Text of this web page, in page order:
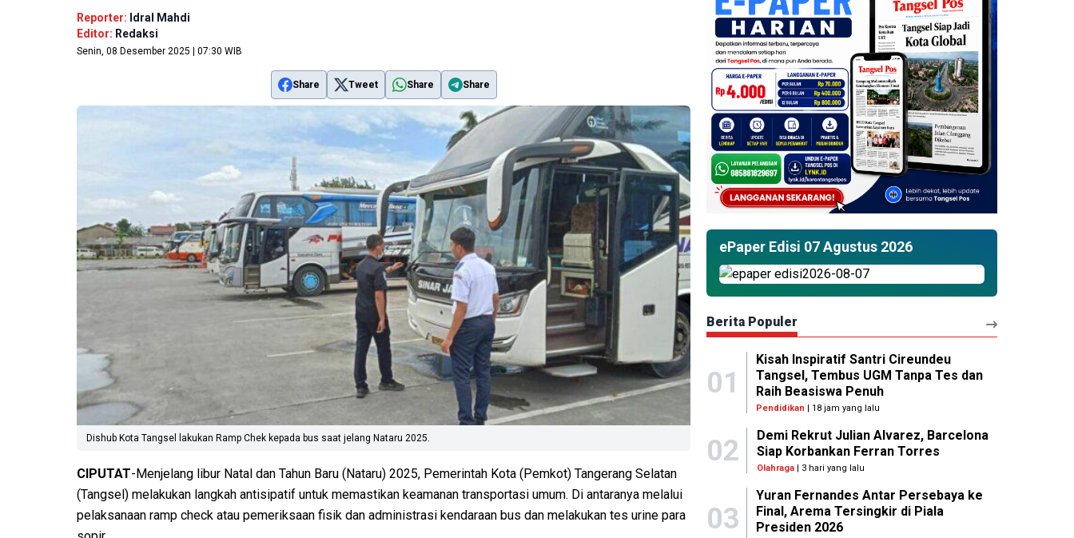
Reporter: Idral Mahdi
Editor: Redaksi
Senin, 08 Desember 2025 | 07:30 WIB
Share Tweet Share Share
Dishub Kota Tangsel lakukan Ramp Chek kepada bus saat jelang Nataru 2025.
CIPUTAT-Menjelang libur Natal dan Tahun Baru (Nataru) 2025, Pemerintah Kota (Pemkot) Tangerang Selatan
(Tangsel) melakukan langkah antisipatif untuk memastikan keamanan transportasi umum. Di antaranya melalui
pelaksanaan ramp check atau pemeriksaan fisik dan administrasi kendaraan bus dan melakukan tes urine para
ePaper Edisi 07 Agustus 2026
Berita Populer
01
Kisah Inspiratif Santri Cireundeu
Tangsel, Tembus UGM Tanpa Tes dan
Raih Beasiswa Penuh
Pendidikan | 18 jam yang lalu
02
Demi Rekrut Julian Alvarez, Barcelona
Siap Korbankan Ferran Torres
Olahraga| 3 hari yang lalu
03
Yuran Fernandes Antar Persebaya ke
Final, Arema Tersingkir di Piala
Presiden 2026